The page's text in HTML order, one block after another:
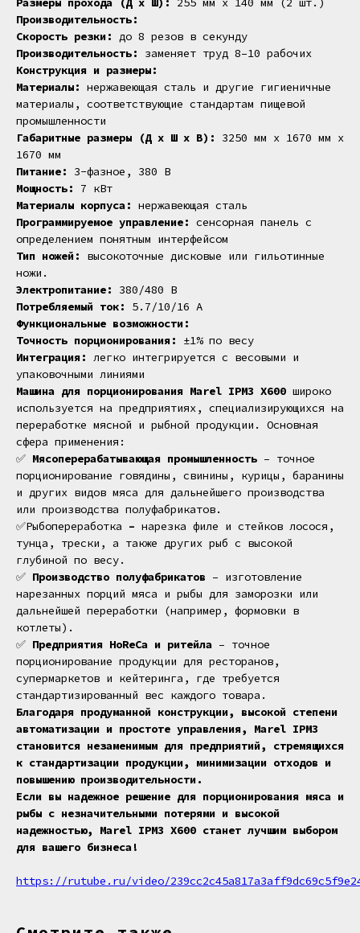
Производительность:
Скорость резки: до 8 резов в секунду
Производительность:
заменяет труд 8–10 рабочих
Конструкция и размеры:
Материалы: нержавеющая сталь и другие гигиеничные
материалы, соответствующие стандартам пищевой
промышленности
Габаритные размеры (Д x Ш x В):
3250 мм x 1670 мм x
1670 мм
Питание:
3-фазное, 380 В
Мощность:
7 кВт
Материалы корпуса: нержавеющая сталь
Программируемое управление: сенсорная панель с
определением понятным интерфейсом
Тип ножей:
высокоточные дисковые или гильотинные
ножи.
Электропитание:
380/480 В
Потребляемый ток:
5.7/10/16 А
Функциональные возможности:
Точность порционирования:
±1% по весу
Интеграция: легко интегрируется с весовыми и
упаковочными линиями
Машина для порционирования Marel IPM3 X600 широко
используется на предприятиях, специализирующихся на
переработке мясной и рыбной продукции. Основная
сфера применения:
✅ Мясоперерабатывающая промышленность – точное
порционирование говядины, свинины, курицы, баранины
и других видов мяса для дальнейшего производства
или производства полуфабрикатов.
✅Рыбопереработка – нарезка филе и стейков лосося,
тунца, трески, а также других рыб с высокой
глубиной по весу.
✅ Производство полуфабрикатов – изготовление
нарезанных порций мяса и рыбы для заморозки или
дальнейшей переработки (например, формовки в
котлеты).
✅ Предприятия HoReCa и ритейла – точное
порционирование продукции для ресторанов,
супермаркетов и кейтеринга, где требуется
стандартизированный вес каждого товара.
Благодаря продуманной конструкции, высокой степени
автоматизации и простоте управления, Marel IPM3
становится незаменимым для предприятий, стремящихся
к стандартизации продукции, минимизации отходов и
повышению производительности.
Если вы надежное решение для порционирования мяса и
рыбы с незначительными потерями и высокой
надежностью, Marel IPM3 X600 станет лучшим выбором
для вашего бизнеса!
https://rutube.ru/video/